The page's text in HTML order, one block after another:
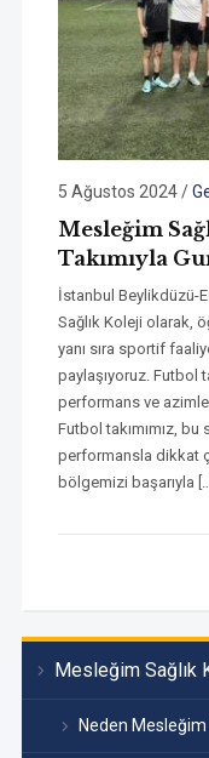
Mesleğim Sağlık
Neden Mesleğim
5 Ağustos 2024/
Mesleğim
Takımıyla
İstanbul Beylikdüzü-
Sağlık Koleji olarak,
yanı sıra sportif
paylaşıyoruz. Futbol
performans ve azimle
Futbol takımımız,
performansla dikkat
bölgemizi başarıyla